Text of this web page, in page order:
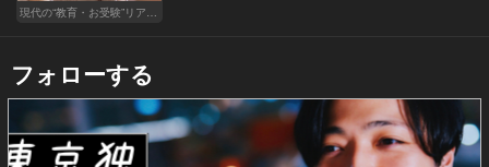
フォローする